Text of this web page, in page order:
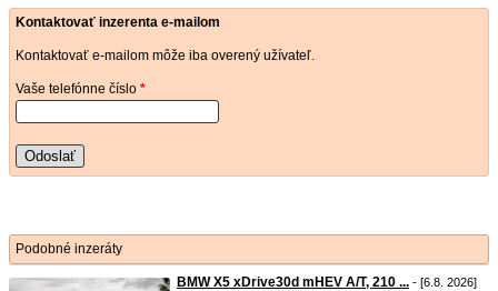
Kontaktovať inzerenta e-mailom
Kontaktovať e-mailom môže iba overený užívateľ.
Vaše telefónne číslo *
Odoslať
Podobné inzeráty
BMW X5 xDrive30d mHEV A/T, 210 ... - [6.8. 2026]